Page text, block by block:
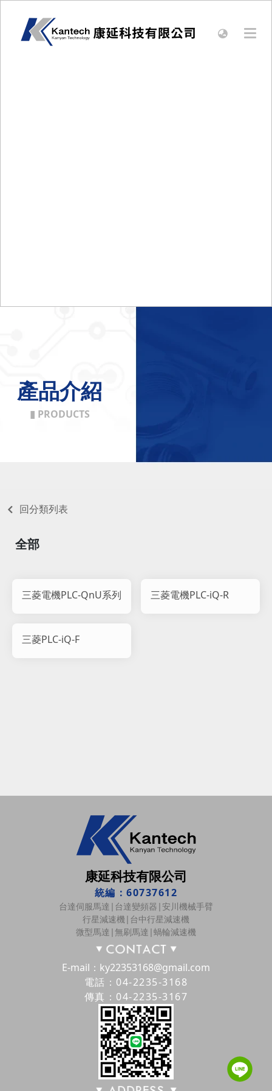
產品介紹
▮ PRODUCTS
回分類列表
三菱電機PLC-QnU系列 三菱電機PLC-iQ-R
三菱PLC-iQ-F
全部
康延科技有限公司
統編：60737612
台達伺服馬達|台達變頻器|安川機械手臂
行星減速機|台中行星減速機
微型馬達|無刷馬達|蝸輪減速機
E-mail：ky22353168@gmail.com
電話：04-2235-3168
傳真：04-2235-3167